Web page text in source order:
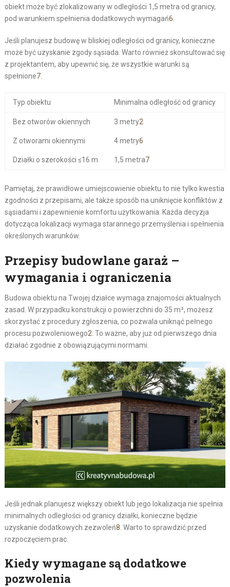
obiekt może być zlokalizowany w odległości 1,5 metra od granicy,
pod warunkiem spełnienia dodatkowych wymagań6.
Jeśli planujesz budowę w bliskiej odległości od granicy, konieczne
może być uzyskanie zgody sąsiada. Warto również skonsultować się
z projektantem, aby upewnić się, że wszystkie warunki są
spełnione7.
Typ obiektu Minimalna odległość od granicy
Bez otworów okiennych 3 metry2
Z otworami okiennymi 4 metry6
Działki o szerokości ≤16 m 1,5 metra7
Pamiętaj, że prawidłowe umiejscowienie obiektu to nie tylko kwestia
zgodności z przepisami, ale także sposób na uniknięcie konfliktów z
sąsiadami i zapewnienie komfortu użytkowania. Każda decyzja
dotycząca lokalizacji wymaga starannego przemyślenia i spełnienia
określonych warunków.
Przepisy budowlane garaż –
wymagania i ograniczenia
Budowa obiektu na Twojej działce wymaga znajomości aktualnych
zasad. W przypadku konstrukcji o powierzchni do 35 m², możesz
skorzystać z procedury zgłoszenia, co pozwala uniknąć pełnego
procesu pozwoleniowego2. To ważne, aby już od pierwszego dnia
działać zgodnie z obowiązującymi normami.
Jeśli jednak planujesz większy obiekt lub jego lokalizacja nie spełnia
minimalnych odległości od granicy działki, konieczne będzie
uzyskanie dodatkowych zezwoleń8. Warto to sprawdzić przed
rozpoczęciem prac.
Kiedy wymagane są dodatkowe
pozwolenia